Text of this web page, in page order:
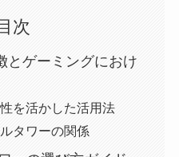
次
とゲーミングにおけ
を活かした活用法
タワーの関係